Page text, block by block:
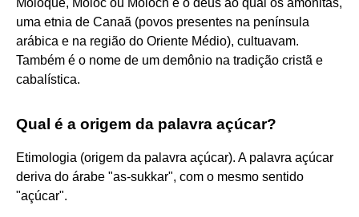
uma etnia de Canaã (povos presentes na península
arábica e na região do Oriente Médio), cultuavam.
Também é o nome de um demônio na tradição cristã e
cabalística.
Qual é a origem da palavra açúcar?
Etimologia (origem da palavra açúcar). A palavra açúcar
deriva do árabe "as-sukkar", com o mesmo sentido
"açúcar".